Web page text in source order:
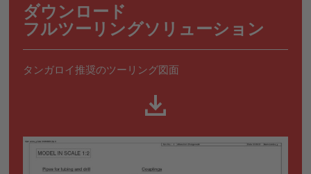
ダウンロード
フルツーリングソリューション
タンガロイ推奨のツーリング図面